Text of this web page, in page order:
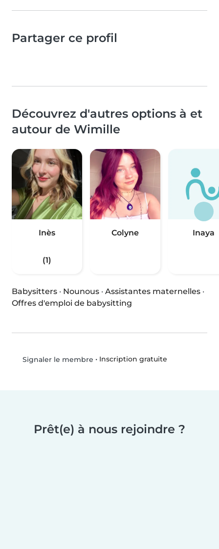
Partager ce profil
Découvrez d'autres options à et
autour de Wimille
Inès
(1)
Colyne Inaya
Babysitters · Nounous · Assistantes maternelles ·
Offres d'emploi de babysitting
Signaler le membre • Inscription gratuite
Prêt(e) à nous rejoindre ?